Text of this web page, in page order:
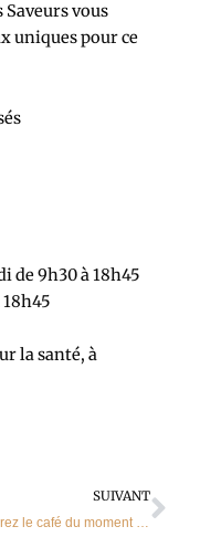
Saveurs vous
uniques pour ce
de 9h30 à 18h45
la santé, à
SUIVANT
Découvrez le café du moment du mois d’octobre !